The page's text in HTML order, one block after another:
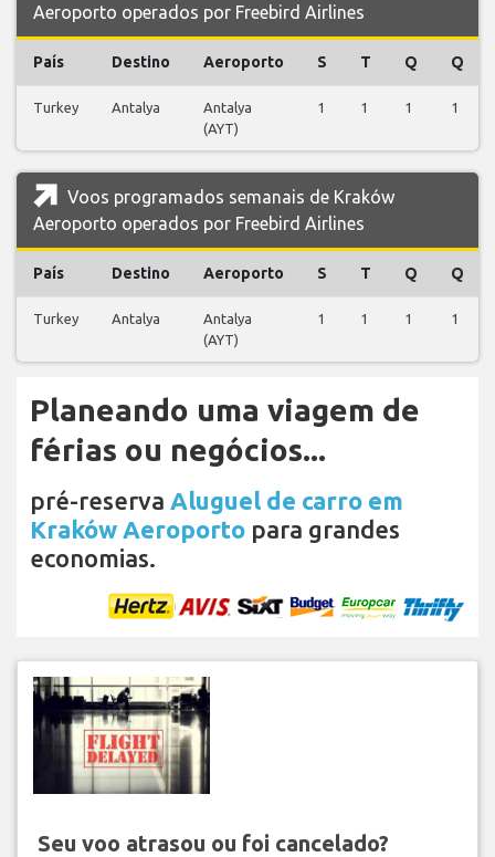
Aeroporto operados por Freebird Airlines
País Destino Aeroporto S T Q Q
Turkey Antalya
Antalya
(AYT)
1 1 1 1
Voos programados semanais de Kraków
Aeroporto operados por Freebird Airlines
País Destino Aeroporto S T Q Q
Turkey Antalya
Antalya
(AYT)
1 1 1 1
Planeando uma viagem de
férias ou negócios...
pré-reserva Aluguel de carro em
Kraków Aeroporto para grandes
economias.
Seu voo atrasou ou foi cancelado?